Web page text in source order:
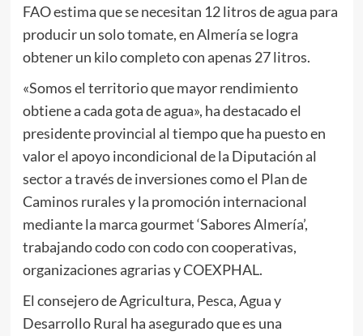
FAO estima que se necesitan 12 litros de agua para
producir un solo tomate, en Almería se logra
obtener un kilo completo con apenas 27 litros.
«Somos el territorio que mayor rendimiento
obtiene a cada gota de agua», ha destacado el
presidente provincial al tiempo que ha puesto en
valor el apoyo incondicional de la Diputación al
sector a través de inversiones como el Plan de
Caminos rurales y la promoción internacional
mediante la marca gourmet ‘Sabores Almería’,
trabajando codo con codo con cooperativas,
organizaciones agrarias y COEXPHAL.
El consejero de Agricultura, Pesca, Agua y
Desarrollo Rural ha asegurado que es una